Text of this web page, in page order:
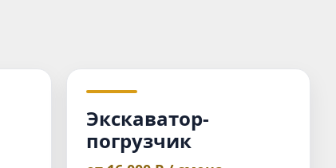
Экскаватор-
погрузчик